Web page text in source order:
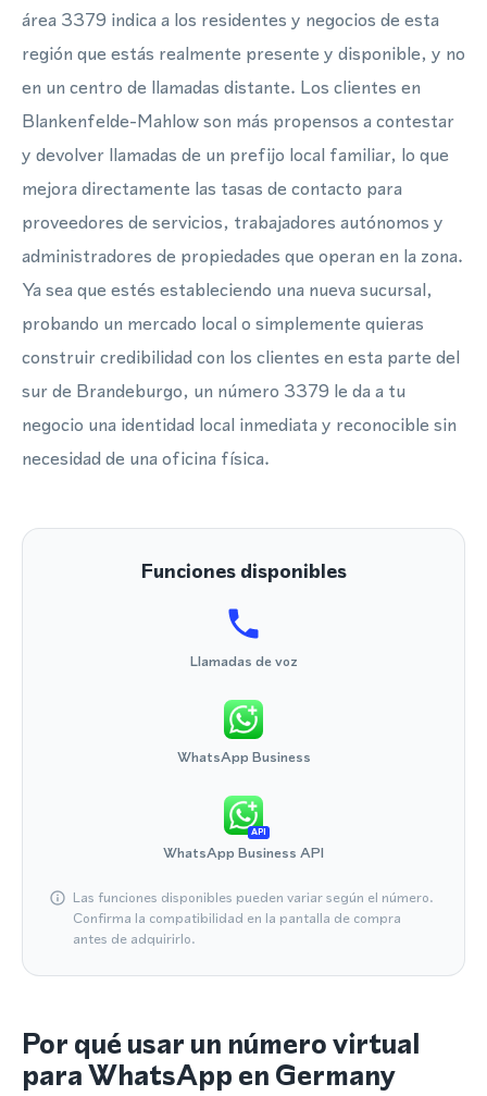
área 3379 indica a los residentes y negocios de esta
región que estás realmente presente y disponible, y no
en un centro de llamadas distante. Los clientes en
Blankenfelde-Mahlow son más propensos a contestar
y devolver llamadas de un prefijo local familiar, lo que
mejora directamente las tasas de contacto para
proveedores de servicios, trabajadores autónomos y
administradores de propiedades que operan en la zona.
Ya sea que estés estableciendo una nueva sucursal,
probando un mercado local o simplemente quieras
construir credibilidad con los clientes en esta parte del
sur de Brandeburgo, un número 3379 le da a tu
negocio una identidad local inmediata y reconocible sin
necesidad de una oficina física.
Funciones disponibles
Llamadas de voz
WhatsApp Business
API
WhatsApp Business API
Las funciones disponibles pueden variar según el número.
Confirma la compatibilidad en la pantalla de compra
antes de adquirirlo.
Por qué usar un número virtual
para WhatsApp en Germany